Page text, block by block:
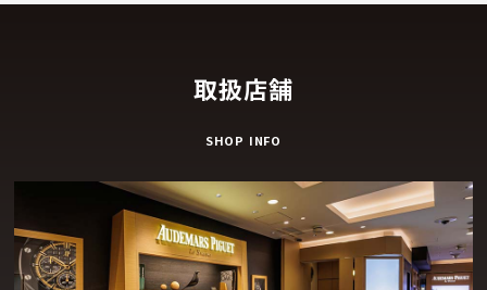
取扱店舗
SHOP INFO